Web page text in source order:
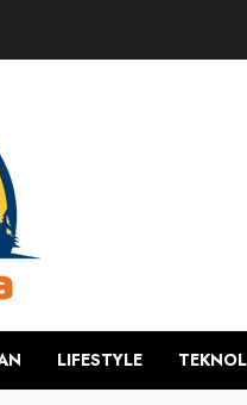
LIFESTYLE